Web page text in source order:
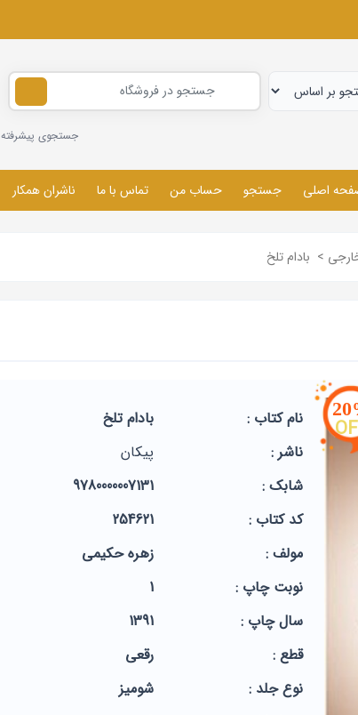
جستجوی پیشرفته
اصلی جستجو حساب من تماس با ما ناشران همکار
> بادام تلخ
نام کتاب :
بادام تلخ
ناشر :
پیکان
شابک :
9780000007131
کد کتاب :
254621
مولف :
زهره حکیمی
نوبت چاپ :
1
سال چاپ :
1391
قطع :
رقعی
نوع جلد :
شومیز